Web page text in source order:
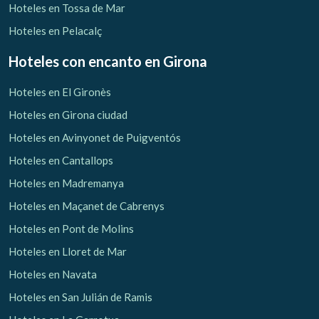
Hoteles en Tossa de Mar
Hoteles en Pelacalç
Hoteles con encanto en Girona
Hoteles en El Gironès
Hoteles en Girona ciudad
Hoteles en Avinyonet de Puigventós
Hoteles en Cantallops
Hoteles en Madremanya
Hoteles en Maçanet de Cabrenys
Hoteles en Pont de Molins
Hoteles en Lloret de Mar
Hoteles en Navata
Hoteles en San Julián de Ramis